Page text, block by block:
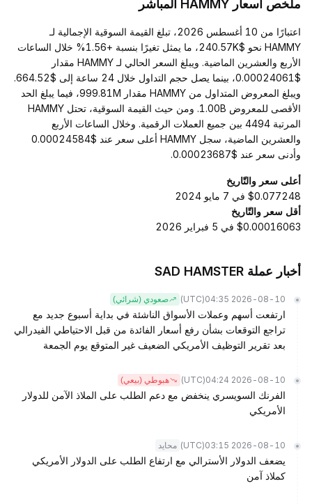
ملخص أسعار HAMMY المباشر
اعتبارًا من 10 أغسطس 2026، تبلغ القيمة السوقية الإجمالية لـ
HAMMY نحو $240.57K، ما يمثل تغيرًا بنسبة +1.56% خلال الساعات
الأربع والعشرين الماضية. ويبلغ السعر الحالي لـ HAMMY مقدار
$0.00024061، بينما يصل حجم التداول خلال 24 ساعة إلى $664.52.
ويبلغ المعروض المتداول من HAMMY مقدار 999.81M، فيما يبلغ الحد
الأقصى للمعروض 1.00B. ومن حيث القيمة السوقية، تحتل HAMMY
المرتبة 4494 بين جميع العملات الرقمية. وخلال الساعات الأربع
والعشرين الماضية، سجل HAMMY أعلى سعر عند $0.00024584
وأدنى سعر عند $0.00023687.
أعلى سعر والتّاريخ
$0.077248 في 7 مايو 2024
أقل سعر والتّاريخ
$0.00016063 في 5 فبراير 2026
أخبار عملة SAD HAMSTER
2026-08-10 04:35
(UTC) صعودي (شرائي)
ارتفعت أسهم وعملات الأسواق الناشئة في بداية أسبوع جديد مع
تراجع التوقعات بشأن رفع أسعار الفائدة من قبل الاحتياطي الفيدرالي
بعد تقرير التوظيف الأمريكي الضعيف غير المتوقع يوم الجمعة
2026-08-10 04:24
(UTC) هبوطي (بيعي)
الفرنك السويسري ينخفض مع دعم الطلب على الملاذ الآمن للدولار
الأمريكي
2026-08-10 03:15
(UTC) محايد
يضعف الدولار الأسترالي مع ارتفاع الطلب على الدولار الأمريكي
كملاذ آمن